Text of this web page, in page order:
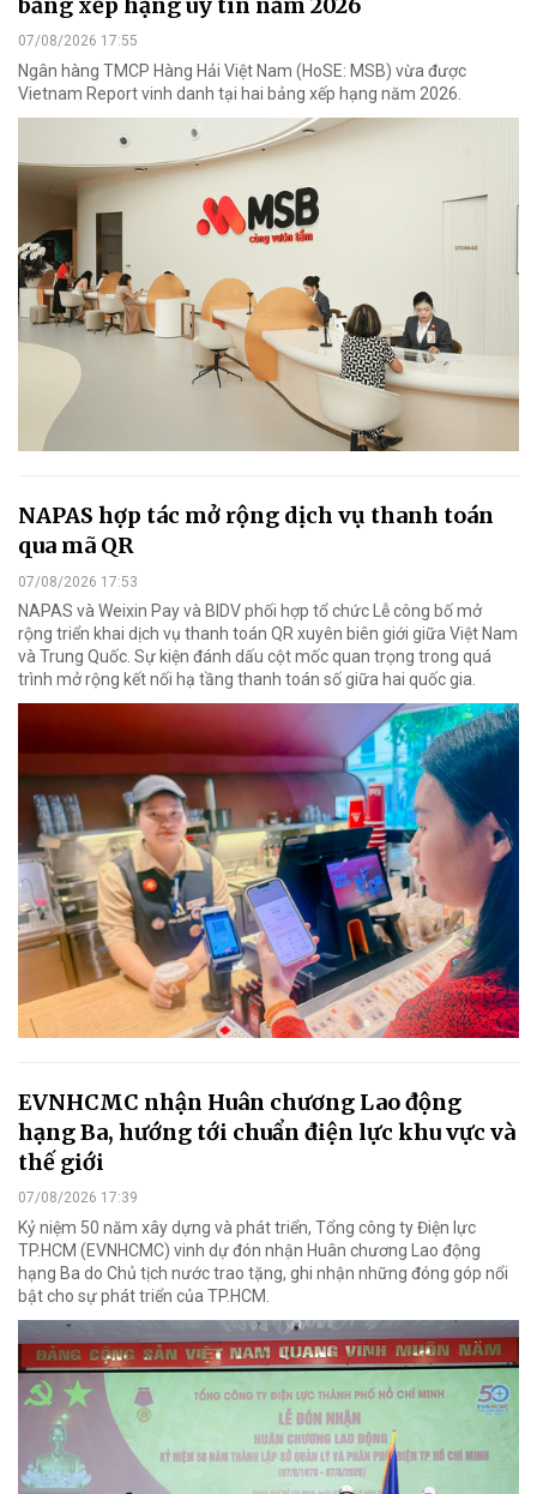
07/08/2026 17:55
Ngân hàng TMCP Hàng Hải Việt Nam (HoSE: MSB) vừa được
Vietnam Report vinh danh tại hai bảng xếp hạng năm 2026.
NAPAS hợp tác mở rộng dịch vụ thanh toán
qua mã QR
07/08/2026 17:53
NAPAS và Weixin Pay và BIDV phối hợp tổ chức Lễ công bố mở
rộng triển khai dịch vụ thanh toán QR xuyên biên giới giữa Việt Nam
và Trung Quốc. Sự kiện đánh dấu cột mốc quan trọng trong quá
trình mở rộng kết nối hạ tầng thanh toán số giữa hai quốc gia.
EVNHCMC nhận Huân chương Lao động
hạng Ba, hướng tới chuẩn điện lực khu vực và
thế giới
07/08/2026 17:39
Kỷ niệm 50 năm xây dựng và phát triển, Tổng công ty Điện lực
TP.HCM (EVNHCMC) vinh dự đón nhận Huân chương Lao động
hạng Ba do Chủ tịch nước trao tặng, ghi nhận những đóng góp nổi
bật cho sự phát triển của TP.HCM.